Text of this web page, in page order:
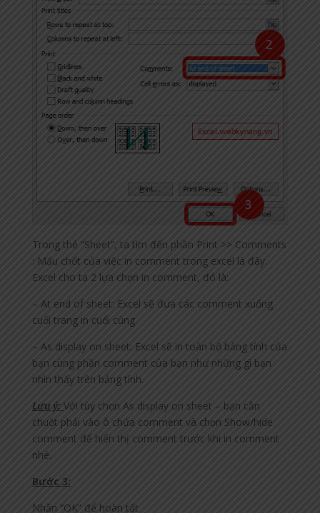
Trong thẻ “Sheet”, ta tìm đến phần Print >> Comments
: Mấu chốt của việc in comment trong excel là đây.
Excel cho ta 2 lựa chọn in comment, đó là:
– At end of sheet: Excel sẽ đưa các comment xuống
cuối trang in cuối cùng.
– As display on sheet: Excel sẽ in toàn bộ bảng tính của
bạn cùng phần comment của bạn như những gì bạn
nhìn thấy trên bảng tính.
Lưu ý: Với tùy chọn As display on sheet – bạn cần
chuột phải vào ô chứa comment và chọn Show/hide
comment để hiển thị comment trước khi in comment
nhé.
Bước 3:
Nhấn “OK” để hoàn tất